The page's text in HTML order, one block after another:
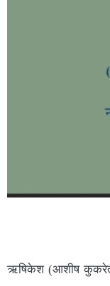
ऋषिकेश (आशीष